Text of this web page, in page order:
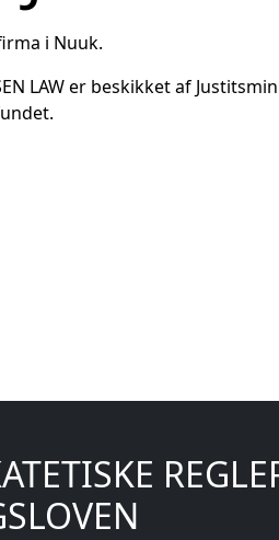
i Nuuk.
LAW er beskikket af